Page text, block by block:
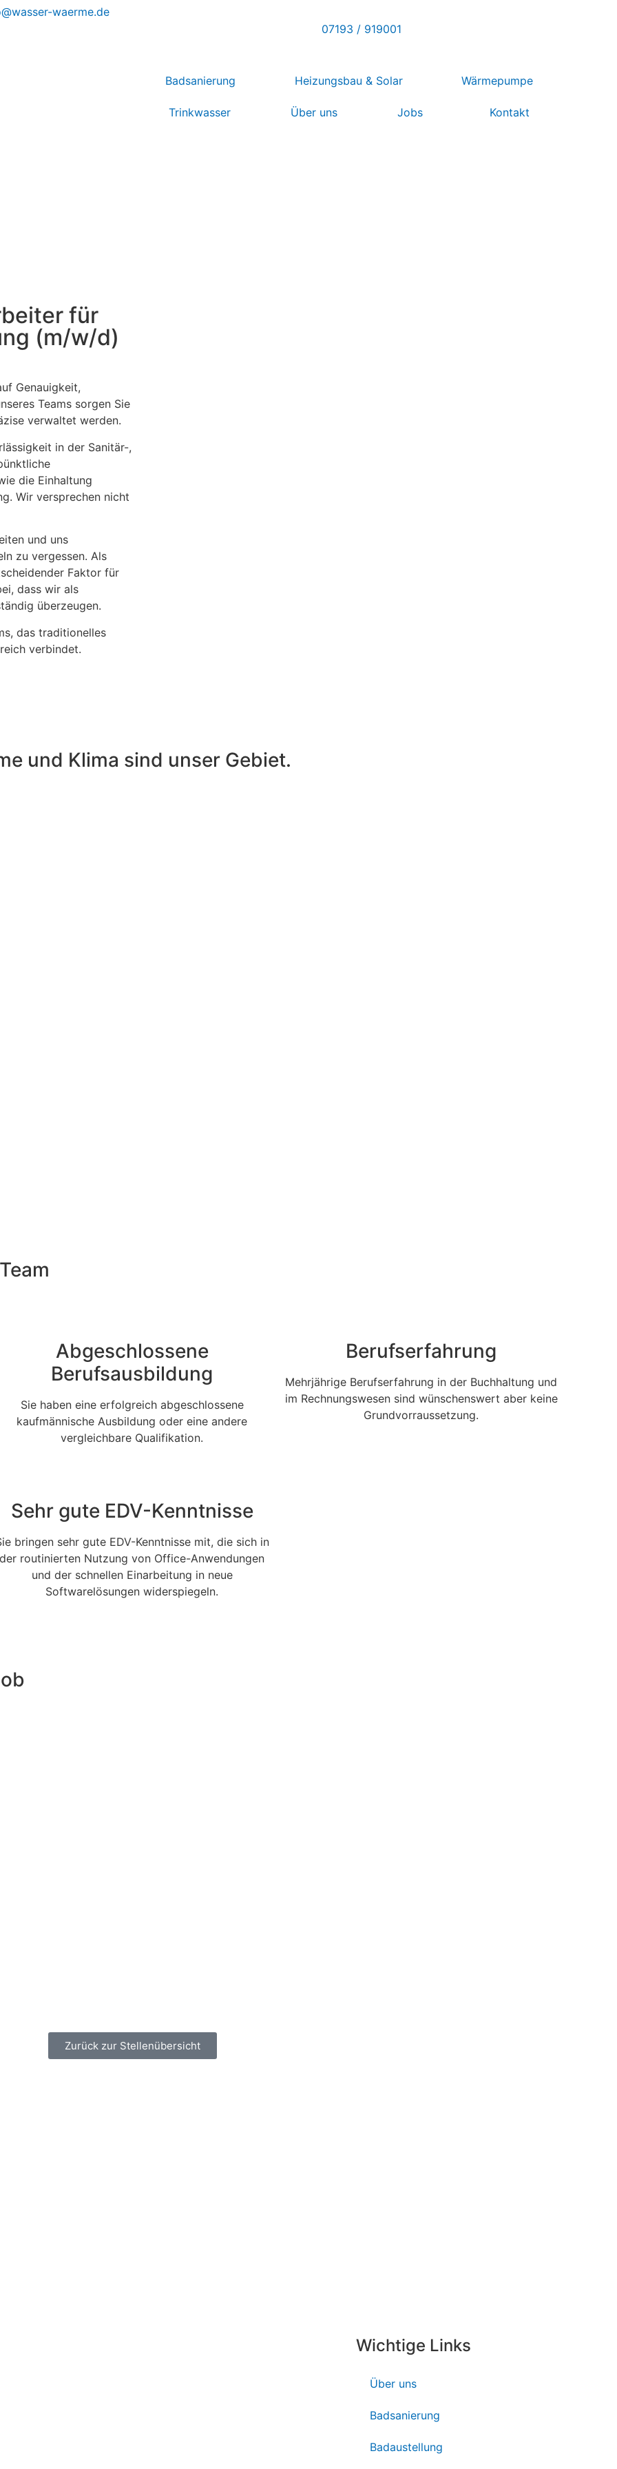
waerme.de
07193 / 919001
Badsanierung Heizungsbau & Solar Wärmepumpe
Trinkwasser Über uns Jobs Kontakt
für
(m/w/d)
Genauigkeit,
Teams sorgen Sie
verwaltet werden.
in der Sanitär-,
die Einhaltung
Wir versprechen nicht
und uns
zu vergessen. Als
Faktor für
dass wir als
überzeugen.
das traditionelles
verbindet.
und Klima sind unser Gebiet.
Abgeschlossene
Berufsausbildung
Sie haben eine erfolgreich abgeschlossene
kaufmännische Ausbildung oder eine andere
vergleichbare Qualifikation.
Berufserfahrung
Mehrjährige Berufserfahrung in der Buchhaltung und
im Rechnungswesen sind wünschenswert aber keine
Grundvorraussetzung.
Sehr gute EDV-Kenntnisse
bringen sehr gute EDV-Kenntnisse mit, die sich in
der routinierten Nutzung von Office-Anwendungen
und der schnellen Einarbeitung in neue
Softwarelösungen widerspiegeln.
Zurück zur Stellenübersicht
Wichtige Links
Über uns
Badsanierung
Badaustellung